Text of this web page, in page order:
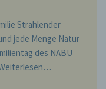
Strahlender
jede Menge Natur
des NABU